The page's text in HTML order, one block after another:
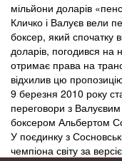
мільйони доларів
Кличко і Валуєв вели
боксер, який спочатку
доларів, погодився на
отримає права на
відхилив цю
9 березня 2010 року
переговори з
боксером Альбертом
У поєдинку з
чемпіона світу за